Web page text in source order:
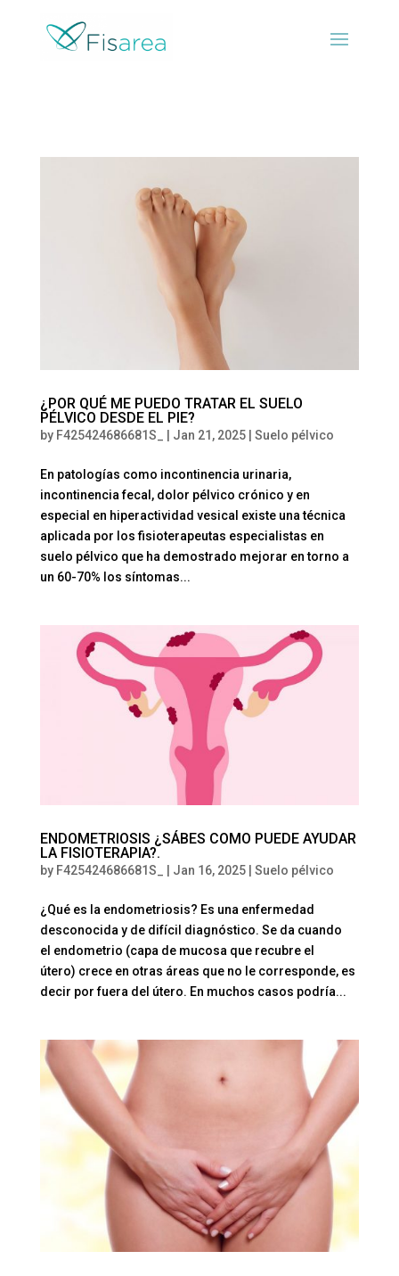
¿POR QUÉ ME PUEDO TRATAR EL SUELO
PÉLVICO DESDE EL PIE?
by F425424686681S_ Jan 21, 2025| Suelo pélvico
En patologías como incontinencia urinaria,
incontinencia fecal, dolor pélvico crónico y en
especial en hiperactividad vesical existe una técnica
aplicada por los fisioterapeutas especialistas en
suelo pélvico que ha demostrado mejorar en torno a
un 60-70% los síntomas...
ENDOMETRIOSIS ¿SÁBES COMO PUEDE AYUDAR
LA FISIOTERAPIA?.
by F425424686681S_ Jan 16, 2025| Suelo pélvico
¿Qué es la endometriosis? Es una enfermedad
desconocida y de difícil diagnóstico. Se da cuando
el endometrio (capa de mucosa que recubre el
útero) crece en otras áreas que no le corresponde, es
decir por fuera del útero. En muchos casos podría...